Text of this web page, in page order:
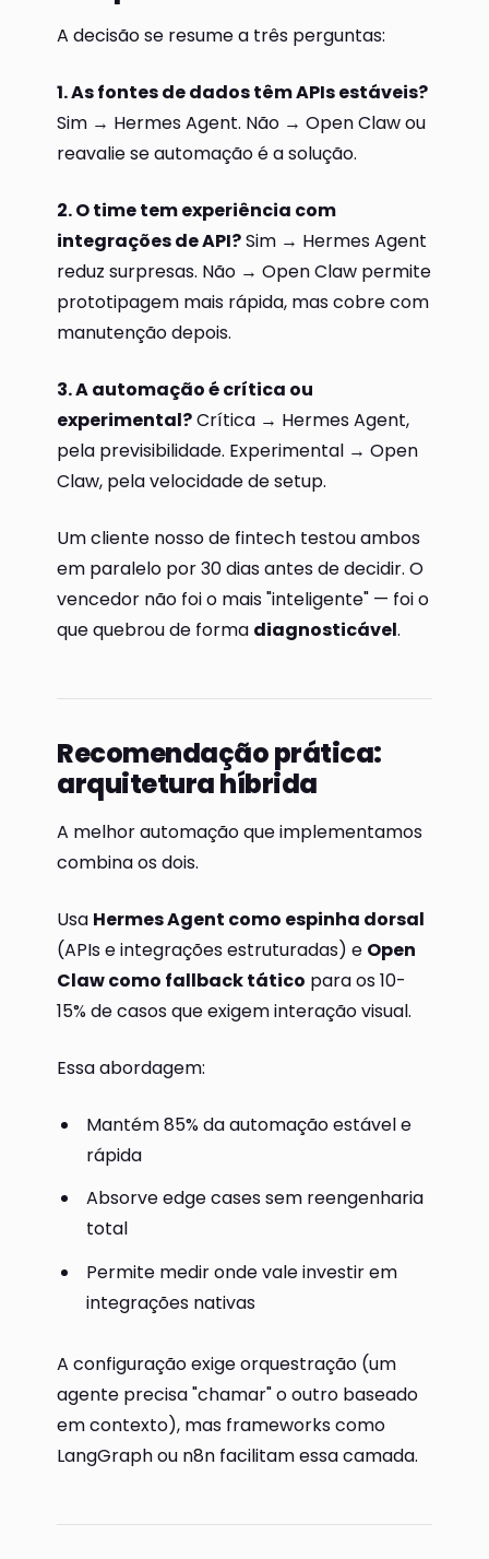
A decisão se resume a três perguntas:
1. As fontes de dados têm APIs estáveis?
Sim → Hermes Agent. Não → Open Claw ou
reavalie se automação é a solução.
2. O time tem experiência com
integrações de API?Sim → Hermes Agent
reduz surpresas. Não → Open Claw permite
prototipagem mais rápida, mas cobre com
manutenção depois.
3. A automação é crítica ou
experimental?Crítica → Hermes Agent,
pela previsibilidade. Experimental → Open
Claw, pela velocidade de setup.
Um cliente nosso de fintech testou ambos
em paralelo por 30 dias antes de decidir. O
vencedor não foi o mais "inteligente" — foi o
que quebrou de forma diagnosticável.
Recomendação prática:
arquitetura híbrida
A melhor automação que implementamos
combina os dois.
Usa Hermes Agent como espinha dorsal
(APIs e integrações estruturadas) e Open
Claw como fallback tático para os 10-
15% de casos que exigem interação visual.
Essa abordagem:
Mantém 85% da automação estável e
rápida
Absorve edge cases sem reengenharia
total
Permite medir onde vale investir em
integrações nativas
A configuração exige orquestração (um
agente precisa "chamar" o outro baseado
em contexto), mas frameworks como
LangGraph ou n8n facilitam essa camada.